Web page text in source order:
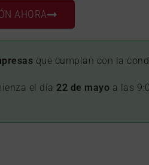
AHORA
que cumplan con la
el día 22 de mayo a las